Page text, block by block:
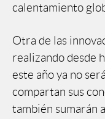
calentamiento
Otra de las
realizando desde
este año ya no
compartan sus
también sumarán